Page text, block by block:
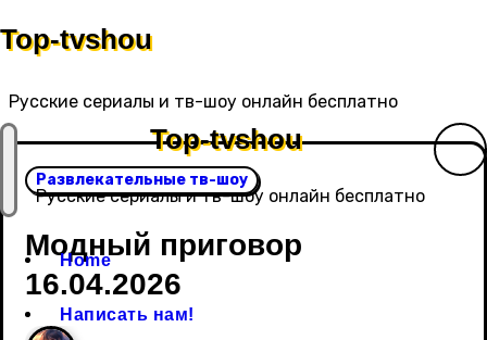
к
Top-tvshou
Русские сериалы и тв-шоу онлайн бесплатно
Top-tvshou
Русские сериалы и тв-шоу онлайн бесплатно
Home
Написать нам!
Развлекательные тв-шоу
Модный приговор
16.04.2026